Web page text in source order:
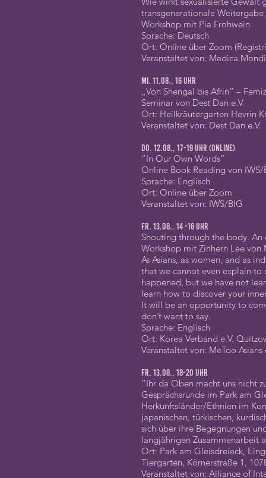
transgenerationale Weitergabe
Workshop mit Pia Frohwein
Sprache: Deutsch
Ort: Online über Zoom
Veranstaltet von: Medica
Mi. 11.08., 16 Uhr
„Von Shengal bis Afrin“ –
Seminar von Dest Dan e.V.
Ort: Heilkräutergarten Hevrin
Veranstaltet von: Dest Dan e.V.
Do. 12.08., 17-19 Uhr (Online)
“In Our Own Words”
Online Book Reading von IWS/
Sprache: Englisch
Ort: Online über Zoom
Veranstaltet von: IWS/BIG
Fr. 13.08., 14 -16 Uhr
Shouting through the body.
Workshop mit Zinhern Lee von
As Asians, as women, and as
that we cannot even explain to
happened, but we have not
learn how to discover your
It will be an opportunity to
don’t want to say.
Sprache: Englisch
Ort: Korea Verband e.V.
Veranstaltet von: MeToo Asians
Fr. 13.08., 18-20 Uhr
“Ihr da Oben macht uns nicht
Gesprächsrunde im Park am
Herkunftsländer/Ethnien im
japanischen, türkischen,
sich über ihre Begegnungen
langjährigen Zusammenarbeit
Ort: Park am Gleisdreieck,
Tiergarten, Körnerstraße 1,
Veranstaltet von: Alliance of